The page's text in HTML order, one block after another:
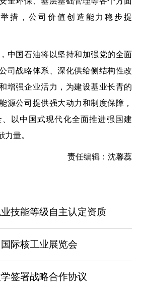
措，公司价值创造能力稳步提
国石油将以坚持和加强党的全面
司战略体系、深化供给侧结构性改
增强企业活力，为建设基业长青的
源公司提供强大动力和制度保障，
以中国式现代化全面推进强国建
量。
责任编辑：沈馨蕊
技能等级自主认定资质
际核工业展览会
签署战略合作协议